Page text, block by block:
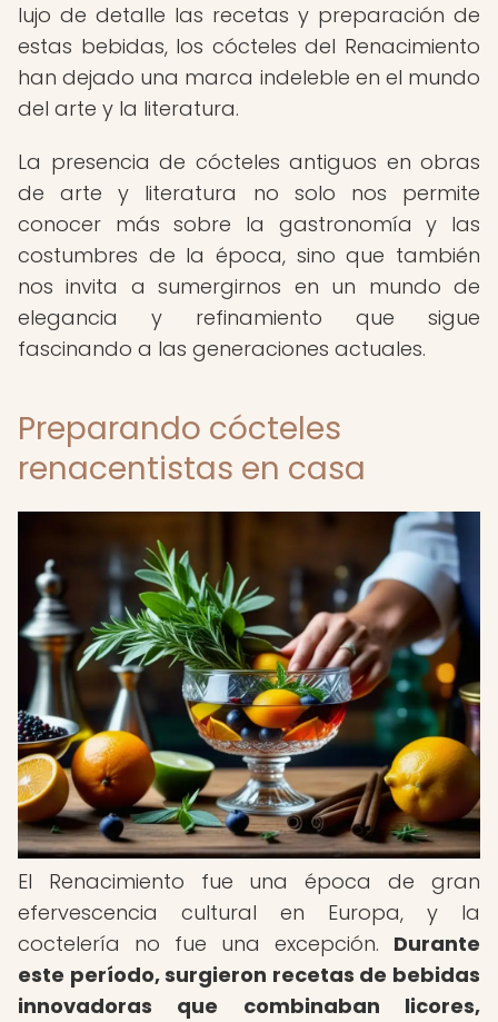
lujo de detalle las recetas y preparación de
estas bebidas, los cócteles del Renacimiento
han dejado una marca indeleble en el mundo
del arte y la literatura.
La presencia de cócteles antiguos en obras
de arte y literatura no solo nos permite
conocer más sobre la gastronomía y las
costumbres de la época, sino que también
nos invita a sumergirnos en un mundo de
elegancia y refinamiento que sigue
fascinando a las generaciones actuales.
Preparando cócteles
renacentistas en casa
El Renacimiento fue una época de gran
efervescencia cultural en Europa, y la
coctelería no fue una excepción. Durante
este período, surgieron recetas de bebidas
innovadoras que combinaban licores,